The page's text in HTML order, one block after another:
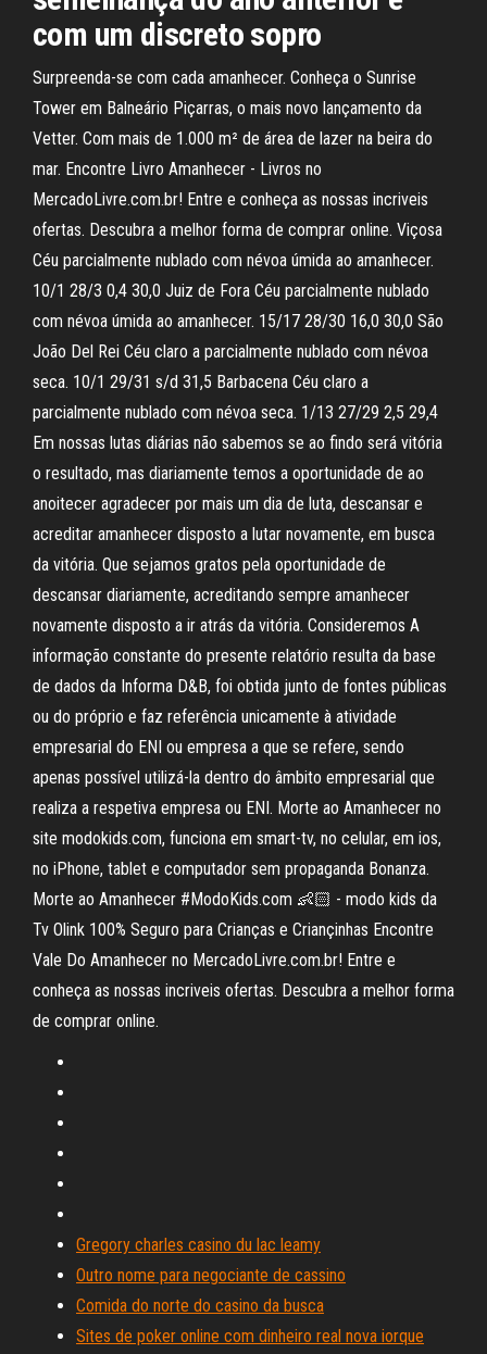
com um discreto sopro
Surpreenda-se com cada amanhecer. Conheça o Sunrise
Tower em Balneário Piçarras, o mais novo lançamento da
Vetter. Com mais de 1.000 m² de área de lazer na beira do
mar. Encontre Livro Amanhecer - Livros no
MercadoLivre.com.br! Entre e conheça as nossas incriveis
ofertas. Descubra a melhor forma de comprar online. Viçosa
Céu parcialmente nublado com névoa úmida ao amanhecer.
10/1 28/3 0,4 30,0 Juiz de Fora Céu parcialmente nublado
com névoa úmida ao amanhecer. 15/17 28/30 16,0 30,0 São
João Del Rei Céu claro a parcialmente nublado com névoa
seca. 10/1 29/31 s/d 31,5 Barbacena Céu claro a
parcialmente nublado com névoa seca. 1/13 27/29 2,5 29,4
Em nossas lutas diárias não sabemos se ao findo será vitória
o resultado, mas diariamente temos a oportunidade de ao
anoitecer agradecer por mais um dia de luta, descansar e
acreditar amanhecer disposto a lutar novamente, em busca
da vitória. Que sejamos gratos pela oportunidade de
descansar diariamente, acreditando sempre amanhecer
novamente disposto a ir atrás da vitória. Consideremos A
informação constante do presente relatório resulta da base
de dados da Informa D&B, foi obtida junto de fontes públicas
ou do próprio e faz referência unicamente à atividade
empresarial do ENI ou empresa a que se refere, sendo
apenas possível utilizá-la dentro do âmbito empresarial que
realiza a respetiva empresa ou ENI. Morte ao Amanhecer no
site modokids.com, funciona em smart-tv, no celular, em ios,
no iPhone, tablet e computador sem propaganda Bonanza.
Morte ao Amanhecer #ModoKids.com 👶🏻 - modo kids da
Tv Olink 100% Seguro para Crianças e Criançinhas Encontre
Vale Do Amanhecer no MercadoLivre.com.br! Entre e
conheça as nossas incriveis ofertas. Descubra a melhor forma
de comprar online.
Gregory charles casino du lac leamy
Outro nome para negociante de cassino
Comida do norte do casino da busca
Sites de poker online com dinheiro real nova iorque